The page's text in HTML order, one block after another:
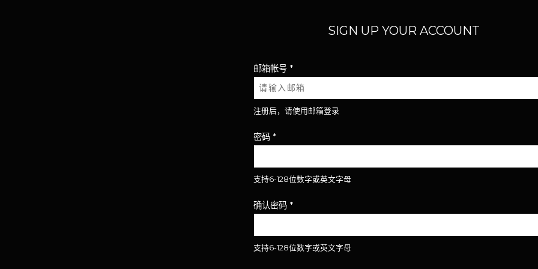
SIGN UP YOUR ACCOUNT
邮箱帐号 *
注册后，请使用邮箱登录
密码 *
支持6-128位数字或英文字母
确认密码 *
支持6-128位数字或英文字母